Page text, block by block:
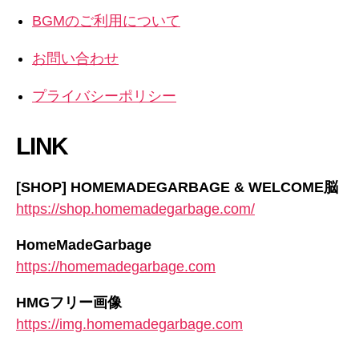
BGMのご利用について
お問い合わせ
プライバシーポリシー
LINK
[SHOP] HOMEMADEGARBAGE & WELCOME脳
https://shop.homemadegarbage.com/
HomeMadeGarbage
https://homemadegarbage.com
HMGフリー画像
https://img.homemadegarbage.com